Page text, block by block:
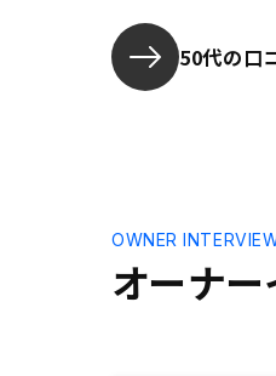
スクを含めて説明
た点、押し売り
なかった点を評
50代の口
オーナー
OWNER